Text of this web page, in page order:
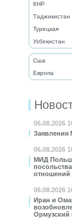
КНР
Таджикистан
Турецкая
Узбекистан
Cша
Eвропа
06.08.2026
Заявления
06.08.2026
МИД
отношений
06.08.2026
Иран и
Ормузский